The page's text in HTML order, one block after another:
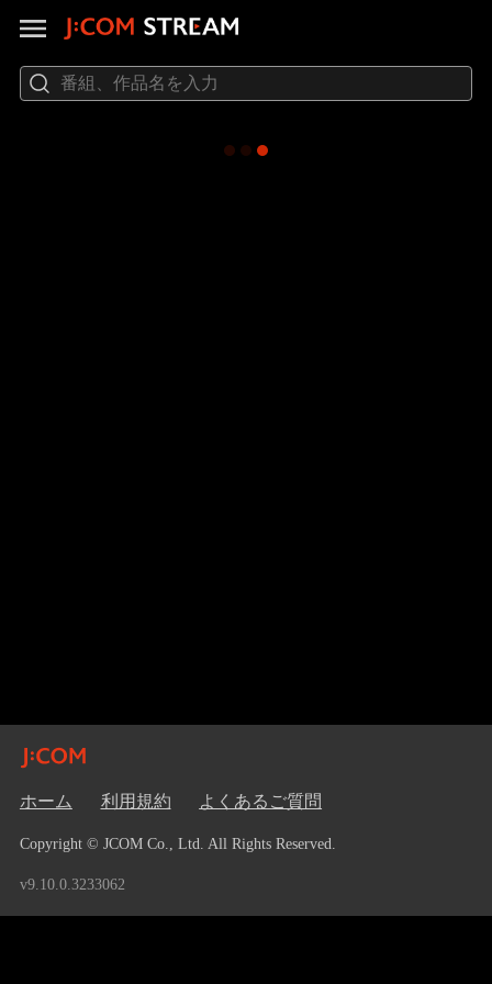
ホーム 利用規約 よくあるご質問
Copyright © JCOM Co., Ltd. All Rights Reserved.
v9.10.0.3233062